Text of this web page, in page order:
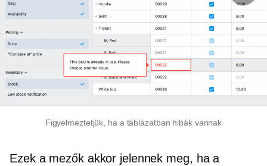
Figyelmeztetjük, ha a táblázatban hibák vannak
Ezek a mezők akkor jelennek meg, ha a